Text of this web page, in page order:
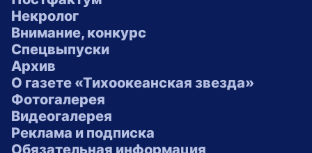
Некролог
Внимание, конкурс
Спецвыпуски
Архив
О газете «Тихоокеанская звезда»
Фотогалерея
Видеогалерея
Реклама и подписка
Обязательная информация